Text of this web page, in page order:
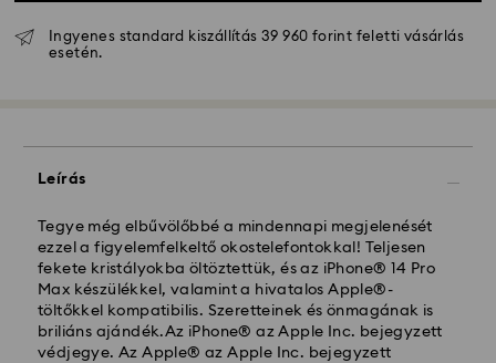
Ingyenes standard kiszállítás 39 960 forint feletti vásárlás
esetén.
Leírás
Tegye még elbűvölőbbé a mindennapi megjelenését
ezzel a figyelemfelkeltő okostelefontokkal! Teljesen
fekete kristályokba öltöztettük, és az iPhone® 14 Pro
Max készülékkel, valamint a hivatalos Apple®-
töltőkkel kompatibilis. Szeretteinek és önmagának is
briliáns ajándék.Az iPhone® az Apple Inc. bejegyzett
védjegye. Az Apple® az Apple Inc. bejegyzett
megrendeléseket még aznap dolgozzuk fel majd
Hagyományos kiszállítási: 3 munkanap a feldolgozás
és a szállítás után
Hagyományos kiszállítási költség: HUF 2'000
Ingyenes kiszállítás a rendelések felett: HUF 39 960
Expressz kiszállítási -FedEx